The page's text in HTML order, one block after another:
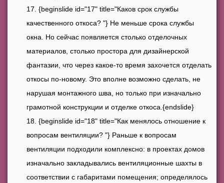
{beginslide id="17" title="Каков срок службы
качественного откоса? "} Не меньше срока службы
окна. Но сейчас появляется столько отделочных
материалов, столько простора для дизайнерской
фантазии, что через какое-то время захочется отделать
откосы по-новому. Это вполне возможно сделать, не
нарушая монтажного шва, но только при изначально
грамотной конструкции и отделке откоса.{endslide}
{beginslide id="18" title="Как менялось отношение к
вопросам вентиляции? "} Раньше к вопросам
вентиляции подходили комплексно: в проектах домов
изначально закладывались вентиляционные шахты в
соответствии с габаритами помещения; определялось